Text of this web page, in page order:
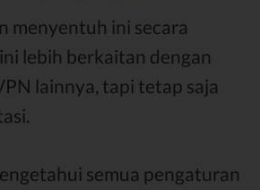
menyentuh ini secara
lebih berkaitan dengan
lainnya, tapi tetap saja
semua pengaturan